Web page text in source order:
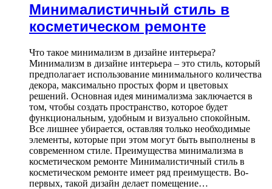
Минималистичный стиль в
косметическом ремонте
Что такое минимализм в дизайне интерьера?
Минимализм в дизайне интерьера – это стиль, который
предполагает использование минимального количества
декора, максимально простых форм и цветовых
решений. Основная идея минимализма заключается в
том, чтобы создать пространство, которое будет
функциональным, удобным и визуально спокойным.
Все лишнее убирается, оставляя только необходимые
элементы, которые при этом могут быть выполнены в
современном стиле. Преимущества минимализма в
косметическом ремонте Минималистичный стиль в
косметическом ремонте имеет ряд преимуществ. Во-
первых, такой дизайн делает помещение…